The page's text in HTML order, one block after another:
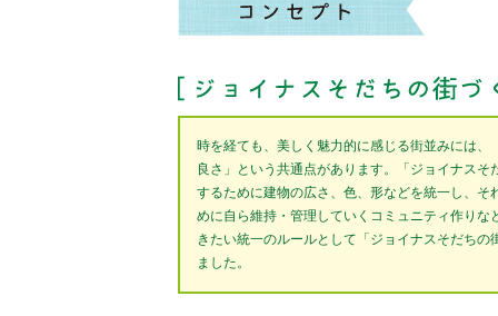
時を経ても、美しく魅力的に感じる街並みには、
良さ」という共通点があります。「ジョイナス
するために建物の広さ、色、形などを統一し、そ
めに自ら維持・管理していくコミュニティ作りな
きたい統一のルールとして「ジョイナスそだちの
ました。